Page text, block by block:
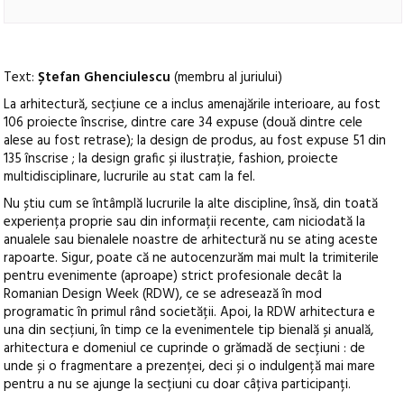
Text:Ștefan Ghenciulescu (membru al juriului)
La arhitectură, secțiune ce a inclus amenajările interioare, au fost
106 proiecte înscrise, dintre care 34 expuse (două dintre cele
alese au fost retrase); la design de produs, au fost expuse 51 din
135 înscrise ; la design grafic și ilustrație, fashion, proiecte
multidisciplinare, lucrurile au stat cam la fel.
Nu știu cum se întâmplă lucrurile la alte discipline, însă, din toată
experiența proprie sau din informații recente, cam niciodată la
anualele sau bienalele noastre de arhitectură nu se ating aceste
rapoarte. Sigur, poate că ne autocenzurăm mai mult la trimiterile
pentru evenimente (aproape) strict profesionale decât la
Romanian Design Week (RDW), ce se adresează în mod
programatic în primul rând societății. Apoi, la RDW arhitectura e
una din secțiuni, în timp ce la evenimentele tip bienală și anuală,
arhitectura e domeniul ce cuprinde o grămadă de secțiuni : de
unde și o fragmentare a prezenței, deci și o indulgență mai mare
pentru a nu se ajunge la secțiuni cu doar câțiva participanți.